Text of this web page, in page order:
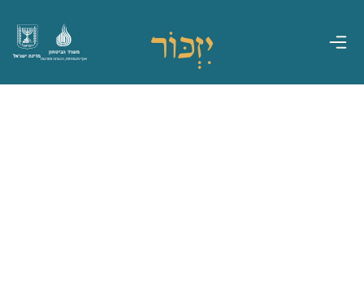
מדינת ישראל
משרד הביטחון
אגף משפחות, הנצחה ומורשת